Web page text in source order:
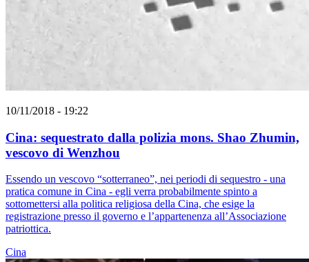
10/11/2018 - 19:22
Cina: sequestrato dalla polizia mons. Shao Zhumin,
vescovo di Wenzhou
Essendo un vescovo “sotterraneo”, nei periodi di sequestro - una
pratica comune in Cina - egli verra probabilmente spinto a
sottomettersi alla politica religiosa della Cina, che esige la
registrazione presso il governo e l’appartenenza all’Associazione
patriottica.
Cina